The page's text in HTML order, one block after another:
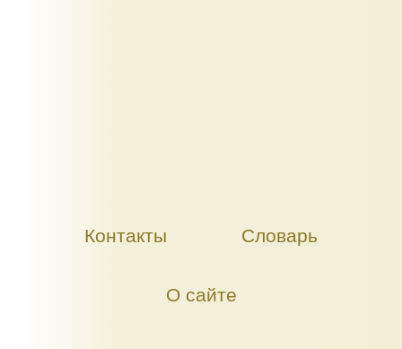
Контакты Словарь
О сайте